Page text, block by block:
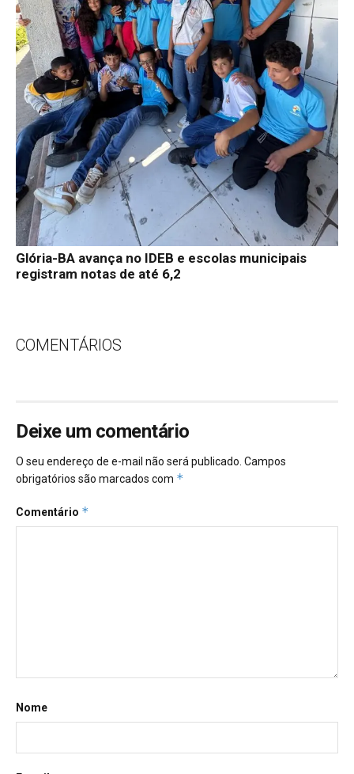
Glória-BA avança no IDEB e escolas municipais
registram notas de até 6,2
COMENTÁRIOS
Deixe um comentário
O seu endereço de e-mail não será publicado. Campos
obrigatórios são marcados com *
Comentário *
Nome